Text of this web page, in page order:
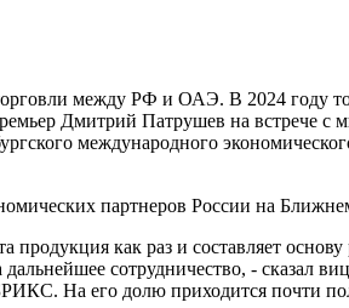
между РФ и ОАЭ. В 2024 году
Дмитрий Патрушев на встрече с
международного
партнеров России на
как раз и составляет
сотрудничество, - сказал
На его долю приходится почти